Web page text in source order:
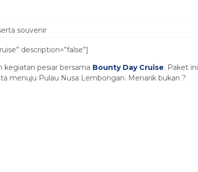
souvenir
description=”false”]
kegiatan pesiar bersama Bounty Day Cruise. Paket ini
menuju Pulau Nusa Lembongan. Menarik bukan ?